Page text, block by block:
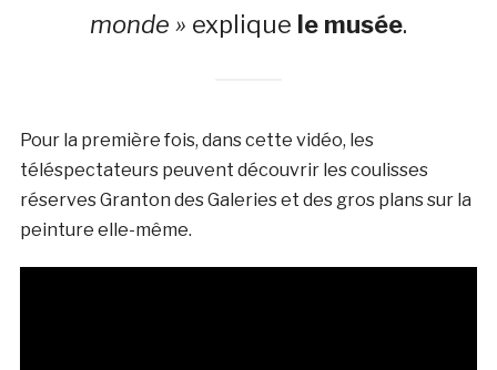
monde » explique le musée.
Pour la première fois, dans cette vidéo, les
téléspectateurs peuvent découvrir les coulisses
réserves Granton des Galeries et des gros plans sur la
peinture elle-même.